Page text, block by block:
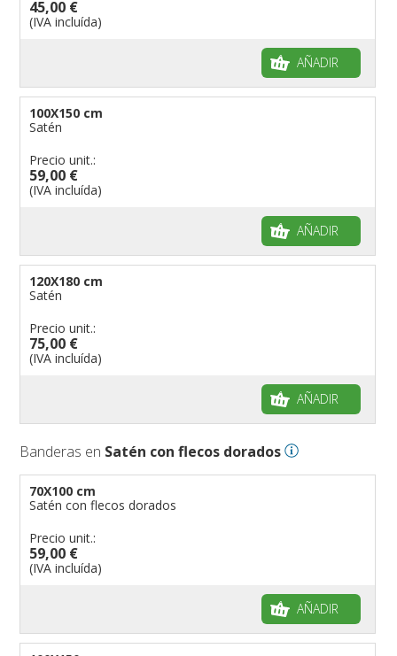
45,00 €
(IVA incluída)
AÑADIR
100X150 cm
Satén
Precio unit.:
59,00 €
(IVA incluída)
AÑADIR
120X180 cm
Satén
Precio unit.:
75,00 €
(IVA incluída)
AÑADIR
Banderas en Satén con flecos dorados
70X100 cm
Satén con flecos dorados
Precio unit.:
59,00 €
(IVA incluída)
AÑADIR